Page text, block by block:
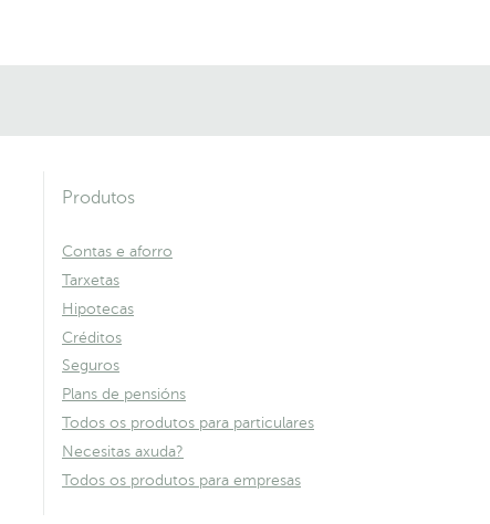
Produtos
Contas e aforro
Tarxetas
Hipotecas
Créditos
Seguros
Plans de pensións
Todos os produtos para particulares
Necesitas axuda?
Todos os produtos para empresas